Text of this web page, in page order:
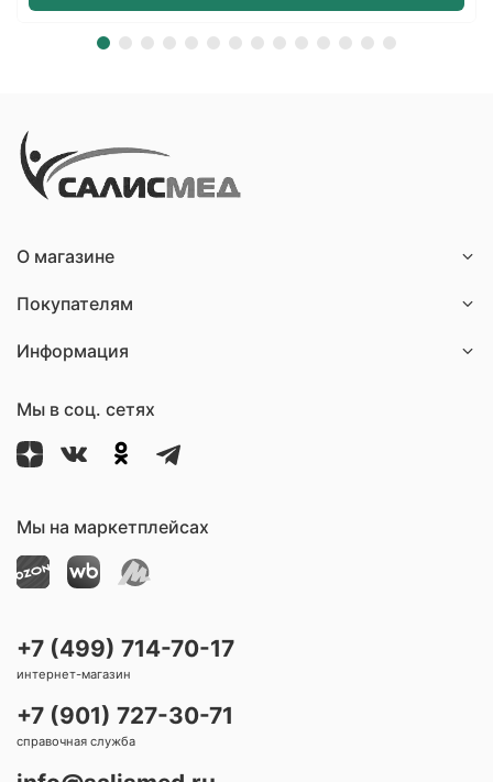
О магазине
Покупателям
Информация
Мы в соц. сетях
Мы на маркетплейсах
+7 (499) 714-70-17
интернет-магазин
+7 (901) 727-30-71
справочная служба